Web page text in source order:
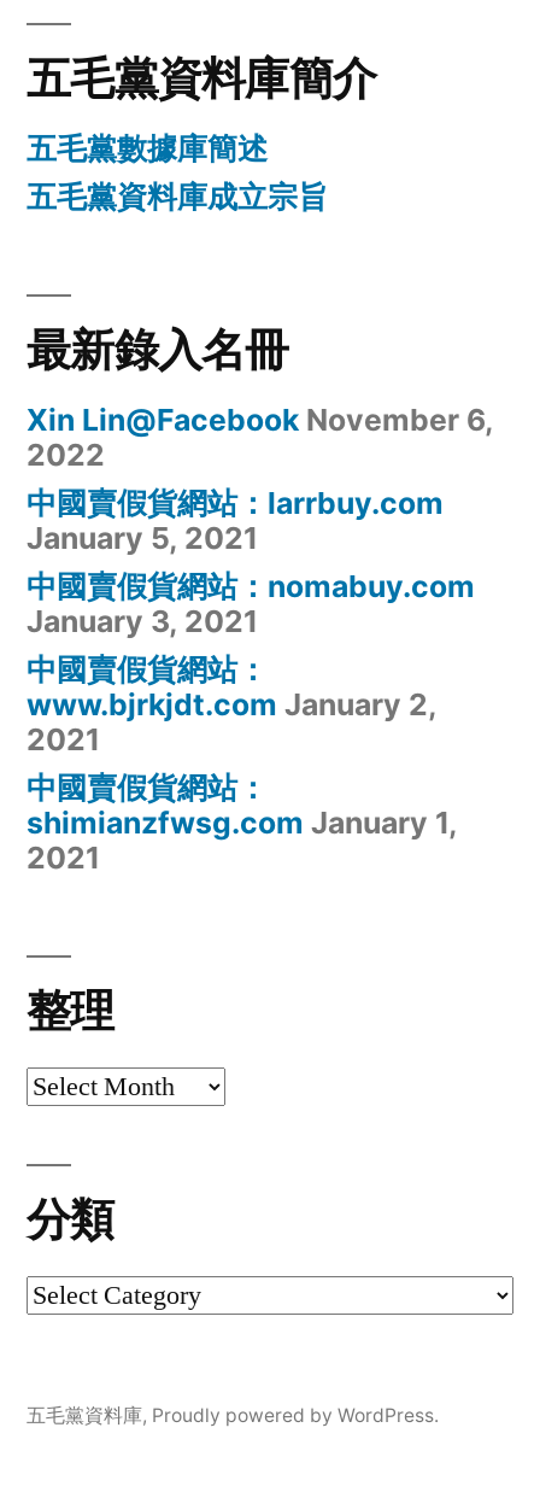
五毛黨資料庫簡介
五毛黨數據庫簡述
五毛黨資料庫成立宗旨
最新錄入名冊
Xin Lin@Facebook November 6,
2022
中國賣假貨網站：larrbuy.com
January 5, 2021
中國賣假貨網站：nomabuy.com
January 3, 2021
中國賣假貨網站：
www.bjrkjdt.com January 2,
2021
中國賣假貨網站：
shimianzfwsg.com January 1,
2021
整理
整
分類
分
五毛黨資料庫, Proudly powered by WordPress.